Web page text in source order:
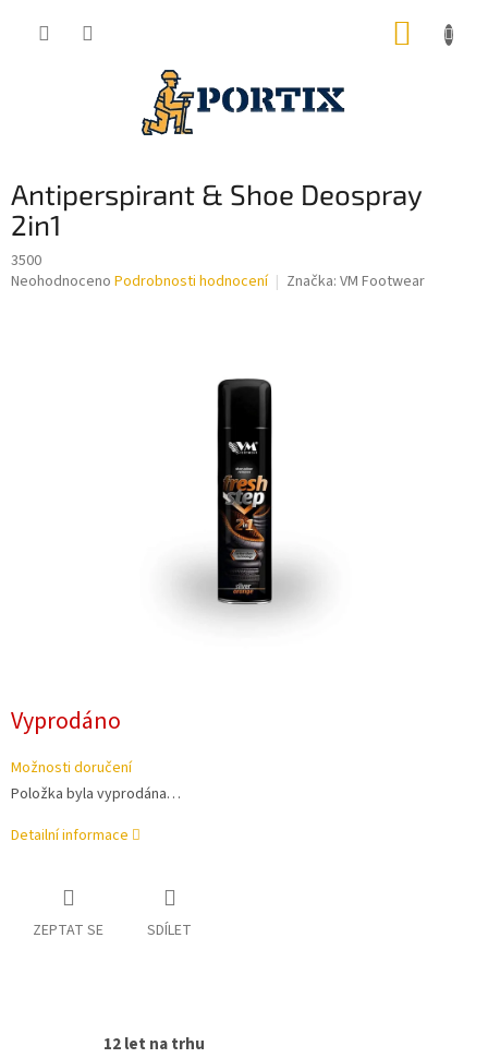
Antiperspirant & Shoe Deospray
2in1
3500
Průměrné
Neohodnoceno Podrobnosti hodnocení Značka: VM Footwear
Vyprodáno
Možnosti doručení
Položka byla vyprodána…
Detailní informace
ZEPTAT SE SDÍLET
12 let na trhu